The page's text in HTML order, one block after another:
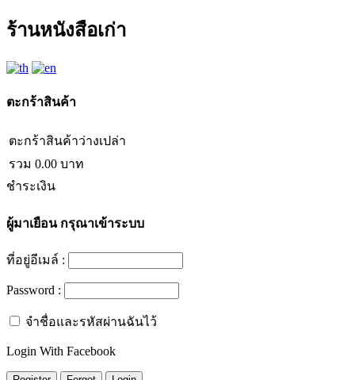
ร้านหนังสือเก่า
ตะกร้าสินค้า
ตะกร้าสินค้าว่างเปล่า
รวม 0.00 บาท
ชำระเงิน
ผู้มาเยือนกรุณาเข้าระบบ
ที่อยู่อีเมล์ :
Password :
จำชื่อและรหัสผ่านฉันไว้
Login With Facebook